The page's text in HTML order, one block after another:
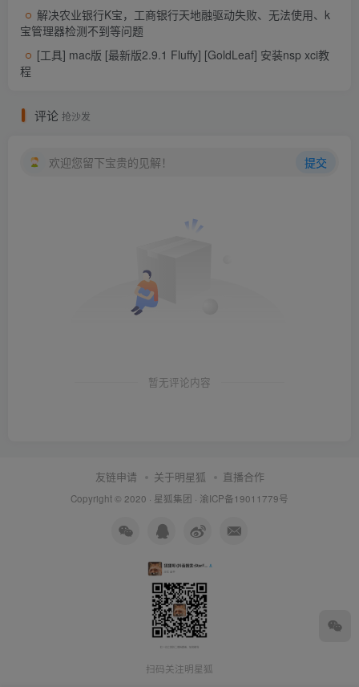
解决农业银行K宝，工商银行天地融驱动失败、无法使用、k
宝管理器检测不到等问题
[工具] mac版 [最新版2.9.1 Fluffy] [GoldLeaf] 安装nsp xci教
程
评论 抢沙发
欢迎您留下宝贵的见解！ 提交
暂无评论内容
友链申请 关于明星狐 直播合作
Copyright © 2020 · 星狐集团 · 渝ICP备19011779号
扫码关注明星狐